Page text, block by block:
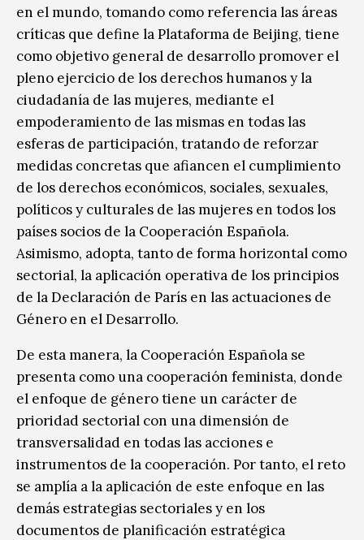
en el mundo, tomando como referencia las áreas
críticas que define la Plataforma de Beijing, tiene
como objetivo general de desarrollo promover el
pleno ejercicio de los derechos humanos y la
ciudadanía de las mujeres, mediante el
empoderamiento de las mismas en todas las
esferas de participación, tratando de reforzar
medidas concretas que afiancen el cumplimiento
de los derechos económicos, sociales, sexuales,
políticos y culturales de las mujeres en todos los
países socios de la Cooperación Española.
Asimismo, adopta, tanto de forma horizontal como
sectorial, la aplicación operativa de los principios
de la Declaración de París en las actuaciones de
Género en el Desarrollo.
De esta manera, la Cooperación Española se
presenta como una cooperación feminista, donde
el enfoque de género tiene un carácter de
prioridad sectorial con una dimensión de
transversalidad en todas las acciones e
instrumentos de la cooperación. Por tanto, el reto
se amplía a la aplicación de este enfoque en las
demás estrategias sectoriales y en los
documentos de planificación estratégica